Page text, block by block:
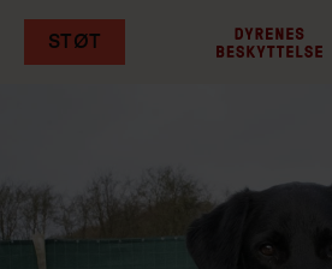
STØT